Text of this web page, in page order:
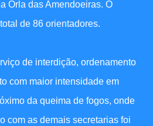
Orla das Amendoeiras. O
de 86 orientadores.
de interdição, ordenamento
com maior intensidade em
da queima de fogos, onde
com as demais secretarias foi